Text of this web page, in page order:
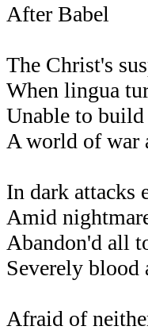
After Babel
The Christ's
When lingua
Unable to build
A world of war
In dark attacks
Amid
Abandon'd all
Severely blood
Afraid of